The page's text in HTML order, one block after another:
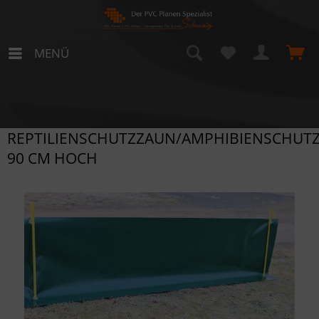
MENÜ
REPTILIENSCHUTZZAUN/
90 CM HOCH